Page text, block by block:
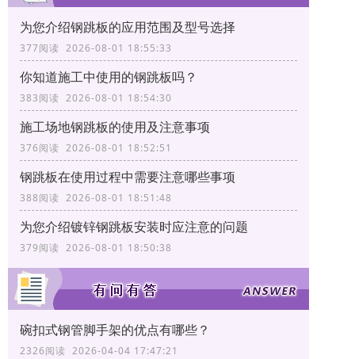
为您介绍钢跳板的应用范围及型号选择
377阅读 2026-08-01 18:55:33
你知道施工中使用的钢跳板吗？
383阅读 2026-08-01 18:54:30
施工场地钢跳板的使用及注意事项
376阅读 2026-08-01 18:52:51
钢跳板在使用过程中需要注意哪些事项
388阅读 2026-08-01 18:51:48
为您介绍镀锌钢跳板安装时应注意的问题
379阅读 2026-08-01 18:50:38
碗扣式钢管脚手架的优点有哪些？
2326阅读 2026-04-04 17:47:21